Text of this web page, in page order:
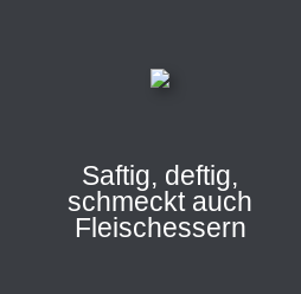
Saftig, deftig,
schmeckt auch
Fleischessern